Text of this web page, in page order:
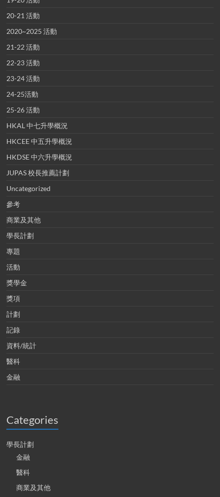
20-21 活動
2020~2025 活動
21-22 活動
22-23 活動
23-24 活動
24-25活動
25-26 活動
HKAL 中七升學概況
HKCEE 中五升學概況
HKDSE 中六升學概況
JUPAS 校長推薦計劃
Uncategorized
參考
商業及其他
學長計劃
專題
活動
獎學金
獎項
計劃
記錄
資料/統計
醫科
金融
Categories
學長計劃
金融
醫科
商業及其他